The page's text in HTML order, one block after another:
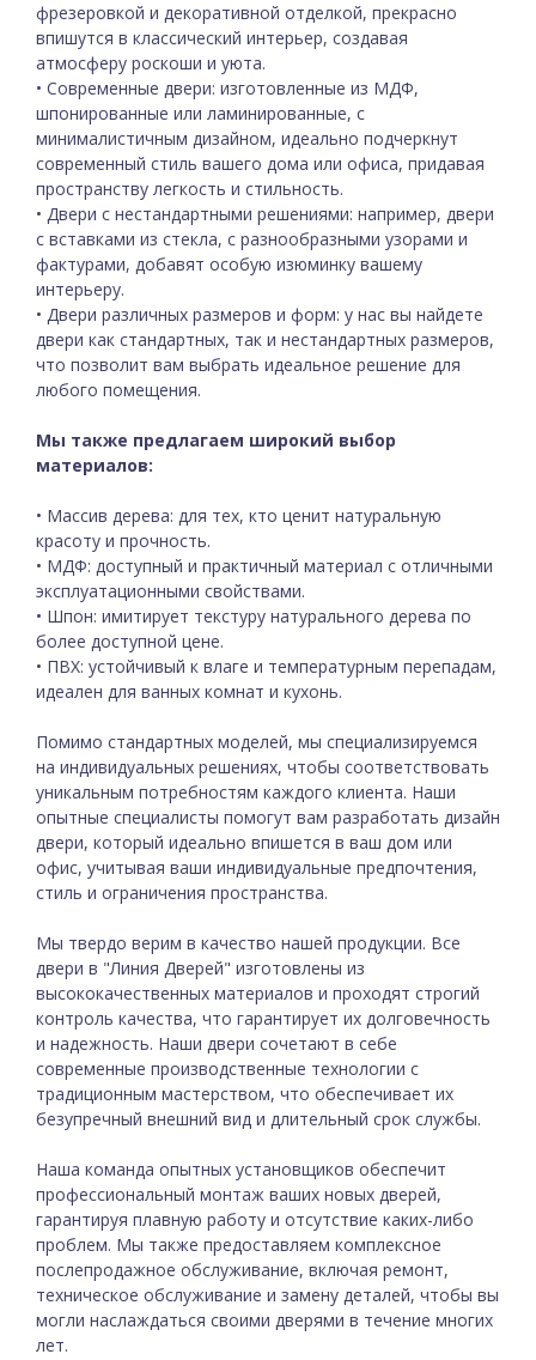
фрезеровкой и декоративной отделкой, прекрасно
впишутся в классический интерьер, создавая
атмосферу роскоши и уюта.
• Современные двери: изготовленные из МДФ,
шпонированные или ламинированные, с
минималистичным дизайном, идеально подчеркнут
современный стиль вашего дома или офиса, придавая
пространству легкость и стильность.
• Двери с нестандартными решениями: например, двери
с вставками из стекла, с разнообразными узорами и
фактурами, добавят особую изюминку вашему
интерьеру.
• Двери различных размеров и форм: у нас вы найдете
двери как стандартных, так и нестандартных размеров,
что позволит вам выбрать идеальное решение для
любого помещения.
Мы также предлагаем широкий выбор
материалов:
• Массив дерева: для тех, кто ценит натуральную
красоту и прочность.
• МДФ: доступный и практичный материал с отличными
эксплуатационными свойствами.
• Шпон: имитирует текстуру натурального дерева по
более доступной цене.
• ПВХ: устойчивый к влаге и температурным перепадам,
идеален для ванных комнат и кухонь.
Помимо стандартных моделей, мы специализируемся
на индивидуальных решениях, чтобы соответствовать
уникальным потребностям каждого клиента. Наши
опытные специалисты помогут вам разработать дизайн
двери, который идеально впишется в ваш дом или
офис, учитывая ваши индивидуальные предпочтения,
стиль и ограничения пространства.
Мы твердо верим в качество нашей продукции. Все
двери в "Линия Дверей" изготовлены из
высококачественных материалов и проходят строгий
контроль качества, что гарантирует их долговечность
и надежность. Наши двери сочетают в себе
современные производственные технологии с
традиционным мастерством, что обеспечивает их
безупречный внешний вид и длительный срок службы.
Наша команда опытных установщиков обеспечит
профессиональный монтаж ваших новых дверей,
гарантируя плавную работу и отсутствие каких-либо
проблем. Мы также предоставляем комплексное
послепродажное обслуживание, включая ремонт,
техническое обслуживание и замену деталей, чтобы вы
могли наслаждаться своими дверями в течение многих
лет.